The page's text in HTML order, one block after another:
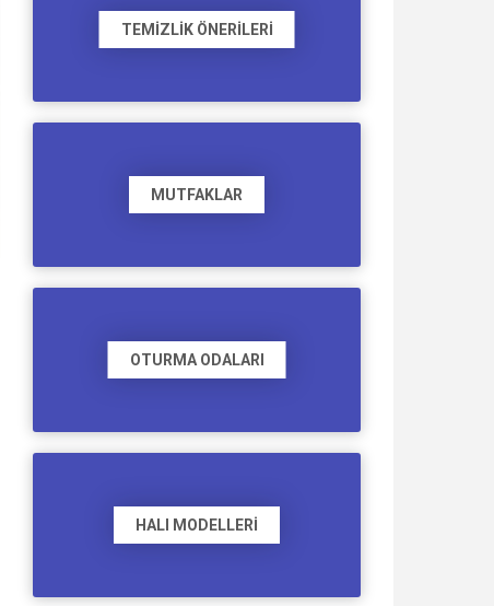
TEMIZLIK ÖNERILERI
MUTFAKLAR
OTURMA ODALARI
HALI MODELLERI